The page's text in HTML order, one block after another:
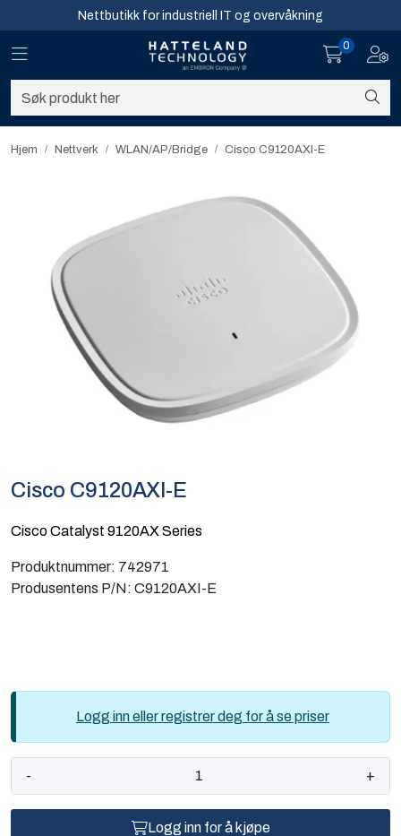
Skip to main contentNettbutikk for industriell IT og overvåkning
Toggle navigation
0
Hjem Nettverk WLAN/AP/Bridge​ Cisco C9120AXI-E
Cisco C9120AXI-E
Cisco Catalyst 9120AX Series
Produktnummer: 742971
Produsentens P/N: C9120AXI-E
Logg inn eller registrer deg for å se priser
- +
Logg inn for å kjøpe
Nettverk
Software og analyse
Infosenter
Sikkerhet og overvåkning
Infosenter